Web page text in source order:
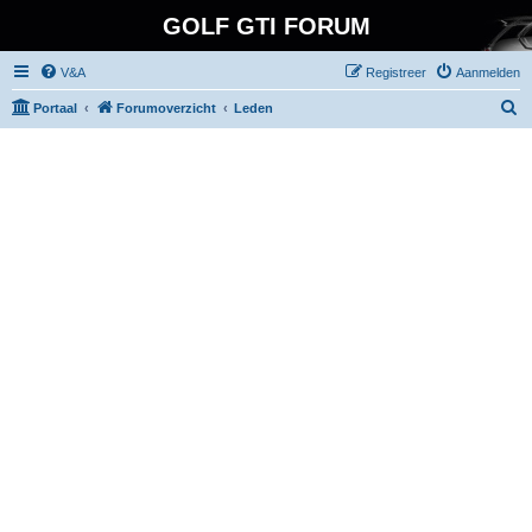
GOLF GTI FORUM
V&A Aanmelden
Registreer
Portaal Forumoverzicht Leden